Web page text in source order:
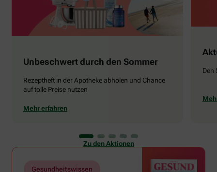
Unbeschwert durch den Sommer
Rezeptheft in der Apotheke abholen und Chance
auf tolle Preise nutzen
Mehr erfahren
Den
Zu den Aktionen
Gesundheitswissen